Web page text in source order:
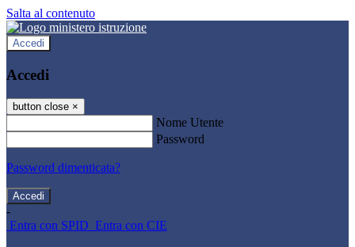
Salta al contenuto
Accedi
Accedi
button close ×
Nome Utente
Password
Password dimenticata?
-
Entra con SPID Entra con CIE